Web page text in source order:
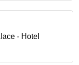
- Hotel